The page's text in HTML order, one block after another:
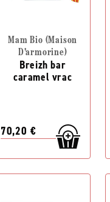
Mam Bio (Maison
D'armorine)
Breizh bar
caramel vrac
70,20 €